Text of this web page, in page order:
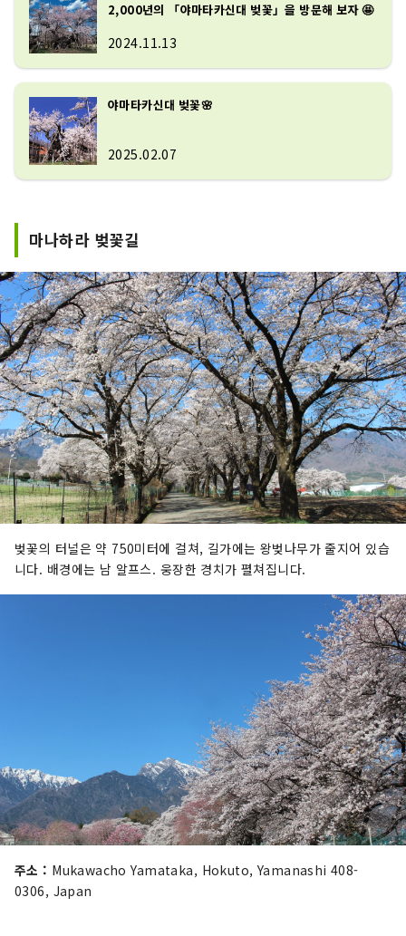
2,000년의 「야마타카신대 벚꽃」을 방문해 보자 🤩
2024.11.13
야마타카신대 벚꽃🌸
2025.02.07
마나하라 벚꽃길
벚꽃의 터널은 약 750미터에 걸쳐, 길가에는 왕벚나무가 줄지어 있습
니다. 배경에는 남 알프스. 웅장한 경치가 펼쳐집니다.
주소 : Mukawacho Yamataka, Hokuto, Yamanashi 408-
0306, Japan